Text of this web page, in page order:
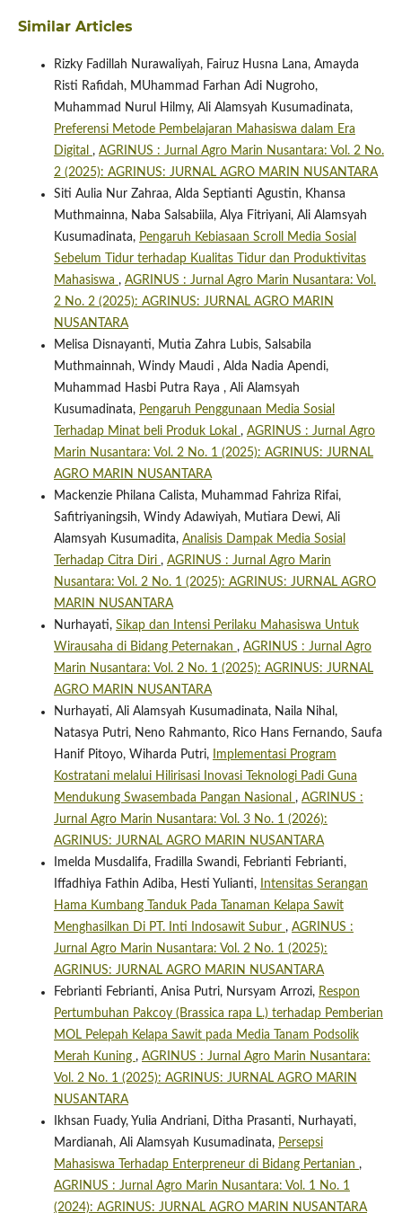
Similar Articles
Rizky Fadillah Nurawaliyah, Fairuz Husna Lana, Amayda
Risti Rafidah, MUhammad Farhan Adi Nugroho,
Muhammad Nurul Hilmy, Ali Alamsyah Kusumadinata,
Preferensi Metode Pembelajaran Mahasiswa dalam Era
Digital , AGRINUS : Jurnal Agro Marin Nusantara: Vol. 2 No.
2 (2025): AGRINUS: JURNAL AGRO MARIN NUSANTARA
Siti Aulia Nur Zahraa, Alda Septianti Agustin, Khansa
Muthmainna, Naba Salsabiila, Alya Fitriyani, Ali Alamsyah
Kusumadinata, Pengaruh Kebiasaan Scroll Media Sosial
Sebelum Tidur terhadap Kualitas Tidur dan Produktivitas
Mahasiswa , AGRINUS : Jurnal Agro Marin Nusantara: Vol.
2 No. 2 (2025): AGRINUS: JURNAL AGRO MARIN
NUSANTARA
Melisa Disnayanti, Mutia Zahra Lubis, Salsabila
Muthmainnah, Windy Maudi , Alda Nadia Apendi,
Muhammad Hasbi Putra Raya , Ali Alamsyah
Kusumadinata, Pengaruh Penggunaan Media Sosial
Terhadap Minat beli Produk Lokal , AGRINUS : Jurnal Agro
Marin Nusantara: Vol. 2 No. 1 (2025): AGRINUS: JURNAL
AGRO MARIN NUSANTARA
Mackenzie Philana Calista, Muhammad Fahriza Rifai,
Safitriyaningsih, Windy Adawiyah, Mutiara Dewi, Ali
Alamsyah Kusumadita, Analisis Dampak Media Sosial
Terhadap Citra Diri , AGRINUS : Jurnal Agro Marin
Nusantara: Vol. 2 No. 1 (2025): AGRINUS: JURNAL AGRO
MARIN NUSANTARA
Nurhayati, Sikap dan Intensi Perilaku Mahasiswa Untuk
Wirausaha di Bidang Peternakan , AGRINUS : Jurnal Agro
Marin Nusantara: Vol. 2 No. 1 (2025): AGRINUS: JURNAL
AGRO MARIN NUSANTARA
Nurhayati, Ali Alamsyah Kusumadinata, Naila Nihal,
Natasya Putri, Neno Rahmanto, Rico Hans Fernando, Saufa
Hanif Pitoyo, Wiharda Putri,
Implementasi Program
Kostratani melalui Hilirisasi Inovasi Teknologi Padi Guna
Mendukung Swasembada Pangan Nasional , AGRINUS :
Jurnal Agro Marin Nusantara: Vol. 3 No. 1 (2026):
AGRINUS: JURNAL AGRO MARIN NUSANTARA
Imelda Musdalifa, Fradilla Swandi, Febrianti Febrianti,
Iffadhiya Fathin Adiba, Hesti Yulianti,
Intensitas Serangan
Hama Kumbang Tanduk Pada Tanaman Kelapa Sawit
Menghasilkan Di PT. Inti Indosawit Subur , AGRINUS :
Jurnal Agro Marin Nusantara: Vol. 2 No. 1 (2025):
AGRINUS: JURNAL AGRO MARIN NUSANTARA
Febrianti Febrianti, Anisa Putri, Nursyam Arrozi, Respon
Pertumbuhan Pakcoy (Brassica rapa L.) terhadap Pemberian
MOL Pelepah Kelapa Sawit pada Media Tanam Podsolik
Merah Kuning , AGRINUS : Jurnal Agro Marin Nusantara:
Vol. 2 No. 1 (2025): AGRINUS: JURNAL AGRO MARIN
NUSANTARA
Ikhsan Fuady, Yulia Andriani, Ditha Prasanti, Nurhayati,
Mardianah, Ali Alamsyah Kusumadinata, Persepsi
Mahasiswa Terhadap Enterpreneur di Bidang Pertanian ,
AGRINUS : Jurnal Agro Marin Nusantara: Vol. 1 No. 1
(2024): AGRINUS: JURNAL AGRO MARIN NUSANTARA